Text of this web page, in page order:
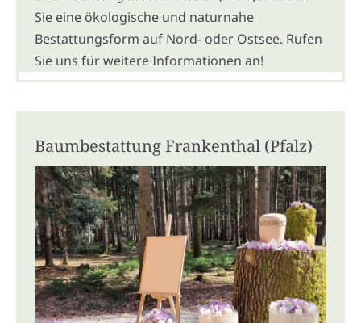
Sie eine ökologische und naturnahe
Bestattungsform auf Nord- oder Ostsee. Rufen
Sie uns für weitere Informationen an!
Baumbestattung Frankenthal (Pfalz)